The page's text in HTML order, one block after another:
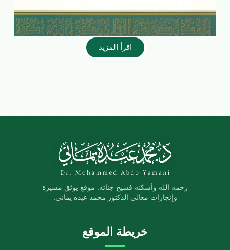
اقرأ المزيد
رحمه الله وأسكنه فسيح جناته. موقع يوثق مسيرة
وإنجازات معالي الدكتور محمد عبده يماني.
خريطة الموقع